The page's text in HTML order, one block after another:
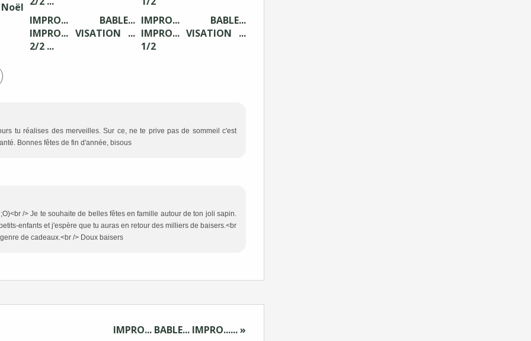
IMPRO... BABLE...
IMPRO... VISATION ...
2/2 ...
IMPRO... BABLE...
IMPRO... VISATION ...
1/2
tu réalises des merveilles. Sur ce, ne te prive pas de sommeil c'est
Bonnes fêtes de fin d'année, bisous
/> Je te souhaite de belles fêtes en famille autour de ton joli sapin.
enfants et j'espère que tu auras en retour des milliers de baisers.<br
de cadeaux.<br /> Doux baisers
IMPRO... BABLE... IMPRO...... »